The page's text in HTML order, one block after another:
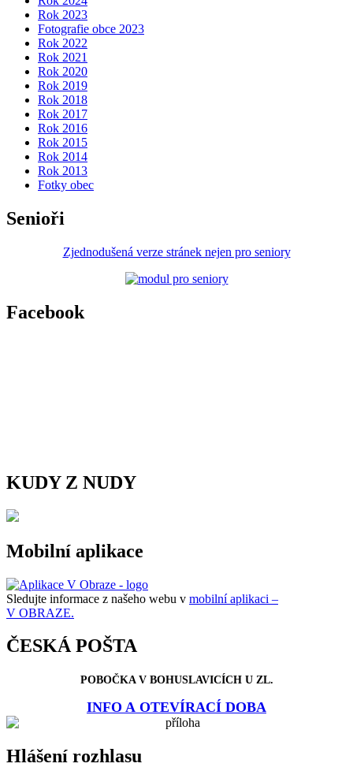
Rok 2023
Fotografie obce 2023
Rok 2022
Rok 2021
Rok 2020
Rok 2019
Rok 2018
Rok 2017
Rok 2016
Rok 2015
Rok 2014
Rok 2013
Fotky obec
Senioři
Zjednodušená verze stránek nejen pro seniory
Facebook
KUDY Z NUDY
Mobilní aplikace
Sledujte informace z našeho webu v mobilní aplikaci –
V OBRAZE.
ČESKÁ POŠTA
POBOČKA V BOHUSLAVICÍCH U ZL.
INFO A OTEVÍRACÍ DOBA
Hlášení rozhlasu